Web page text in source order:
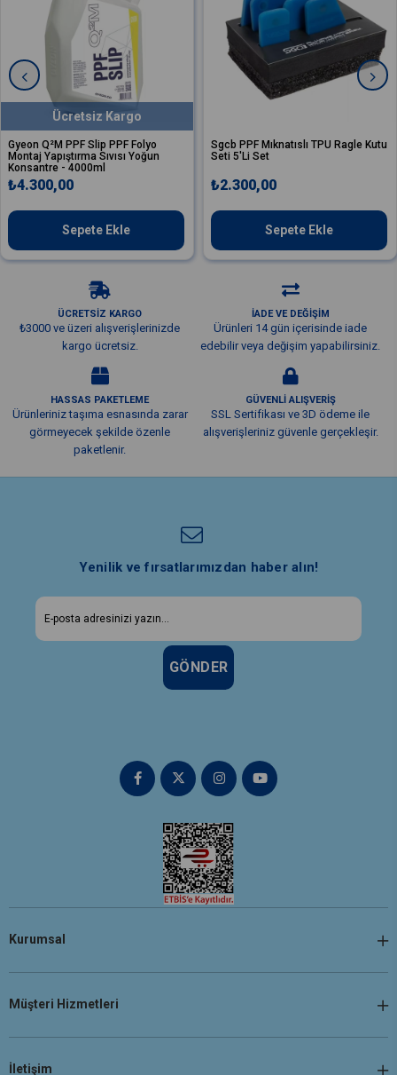
PPF Slip PPF Folyo
Sıvısı Yoğun
- 4000ml
Sepete Ekle
Kargo
Sgcb PPF Mıknatıslı TPU Ragle Kutu
Seti 5'Li Set
₺2.300,00
Sepete Ekle
Sgcb
ÜCRETSİZ KARGO
₺3000 ve üzeri alışverişlerinizde
kargo ücretsiz.
İADE VE DEĞİŞİM
Ürünleri 14 gün içerisinde iade
edebilir veya değişim yapabilirsiniz.
HASSAS PAKETLEME
Ürünleriniz taşıma esnasında zarar
görmeyecek şekilde özenle
paketlenir.
GÜVENLİ ALIŞVERİŞ
SSL Sertifikası ve 3D ödeme ile
alışverişleriniz güvenle gerçekleşir.
Yenilik ve fırsatlarımızdan haber alın!
GÖNDER
Kurumsal
Müşteri Hizmetleri
İletişim